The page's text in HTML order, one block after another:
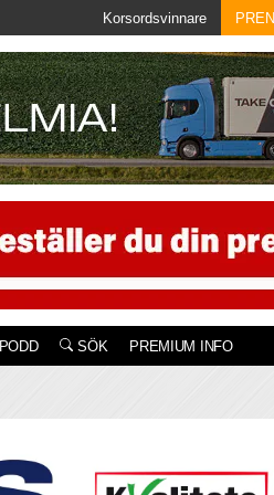
Korsordsvinnare
PODD SÖK PREMIUM INFO